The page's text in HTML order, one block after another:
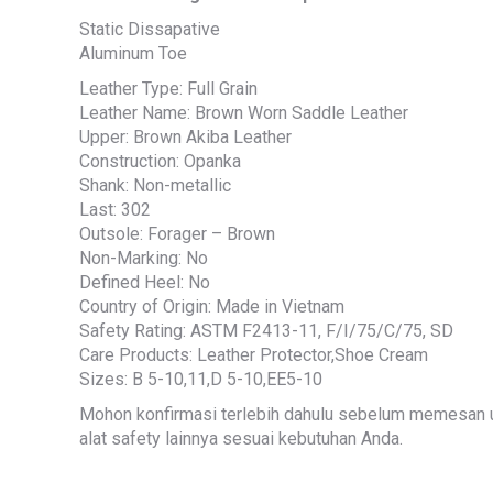
Static Dissapative
Aluminum Toe
Leather Type: Full Grain
Leather Name: Brown Worn Saddle Leather
Upper: Brown Akiba Leather
Construction: Opanka
Shank: Non-metallic
Last: 302
Outsole: Forager – Brown
Non-Marking: No
Defined Heel: No
Country of Origin: Made in Vietnam
Safety Rating: ASTM F2413-11, F/I/75/C/75, SD
Care Products: Leather Protector,Shoe Cream
Sizes: B 5-10,11,D 5-10,EE5-10
Mohon konfirmasi terlebih dahulu sebelum
alat safety lainnya sesuai kebutuhan Anda.